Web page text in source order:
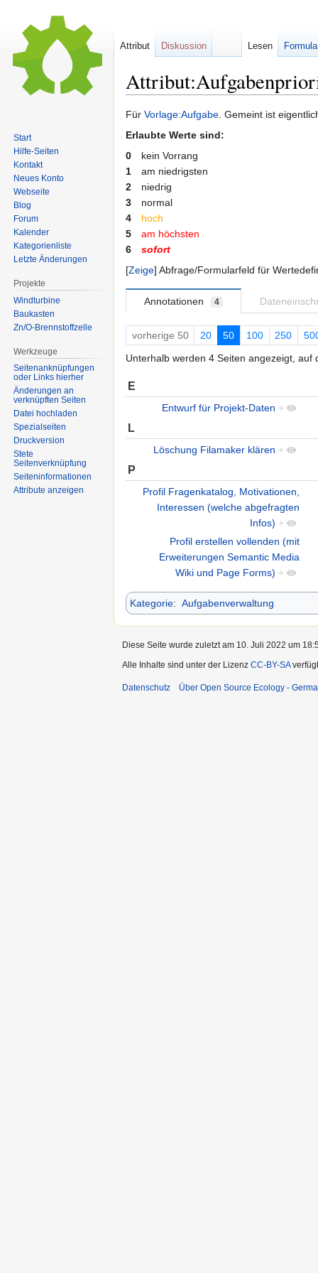
Zur
Navigation
Zur
Suche
Für Vorlage:Aufgabe. Gemeint ist
Erlaubte Werte sind:
0
kein Vorrang
1
am niedrigsten
2
niedrig
3
normal
4
hoch
5
am höchsten
6
sofort
Zeige Abfrage/Formularfeld für
Annotationen 4
vorherige 50 20 50 100 250
Unterhalb werden 4 Seiten angezeigt,
E
Entwurf für Projekt-Daten +
L
Löschung Filamaker klären +
P
Profil Fragenkatalog, Motivationen,
Interessen (welche abgefragten
Infos) +
Profil erstellen vollenden (mit
Erweiterungen Semantic Media
Wiki und Page Forms) +
Kategorie: Aufgabenverwaltung
Attribut Diskussion Lesen
Start
Hilfe-Seiten
Kontakt
Neues Konto
Webseite
Blog
Forum
Kalender
Kategorienliste
Letzte Änderungen
Projekte
Windturbine
Baukasten
Zn/O-Brennstoffzelle
Werkzeuge
Seitenanknüpfungen
oder Links hierher
Änderungen an
verknüpften Seiten
Datei hochladen
Spezialseiten
Druckversion
Stete
Seitenverknüpfung
Seiten­informationen
Attribute anzeigen
Diese Seite wurde zuletzt am 10. Juli 2022 um
Alle Inhalte sind unter der Lizenz CC-BY-SA
Datenschutz Über Open Source Ecology -